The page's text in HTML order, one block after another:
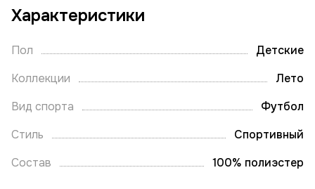
Характеристики
Пол
Детские
Коллекции
Лето
Вид спорта
Футбол
Стиль
Спортивный
Состав
100% полиэстер